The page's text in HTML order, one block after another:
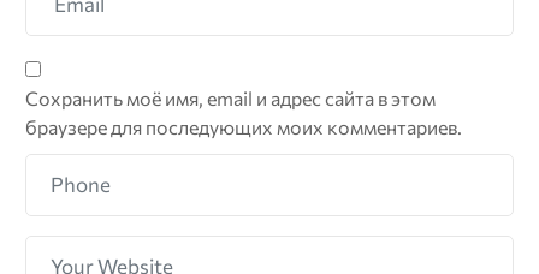
Сохранить моё имя, email и адрес сайта в этом
браузере для последующих моих комментариев.